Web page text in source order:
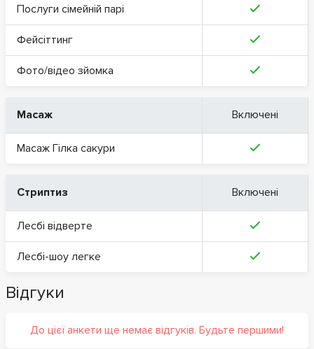
Послуги сімейній парі
Фейсіттинг
Фото/відео зйомка
Масаж Включені
Масаж Гілка сакури
Стриптиз Включені
Лесбі відверте
Лесбі-шоу легке
Відгуки
До цієї анкети ще немає відгуків. Будьте першими!